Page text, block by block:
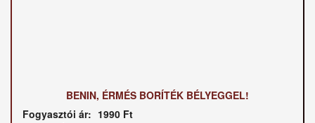
BENIN, ÉRMÉS BORÍTÉK BÉLYEGGEL!
Fogyasztói ár: 1990 Ft